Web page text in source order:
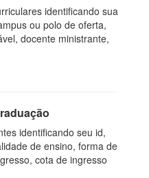
identificando sua
ou polo de oferta,
docente ministrante,
identificando seu id,
de ensino, forma de
cota de ingresso